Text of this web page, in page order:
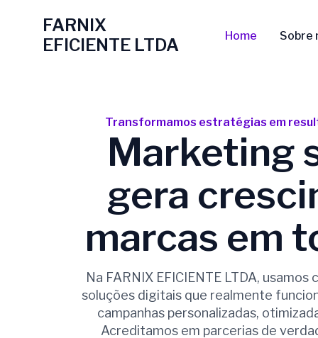
FARNIX
EFICIENTE LTDA
Home Sobre
Transformamos estratégias em
Marketing
gera
marcas em
Na FARNIX EFICIENTE LTDA,
soluções digitais que realmente
campanhas personalizadas,
Acreditamos em parcerias de